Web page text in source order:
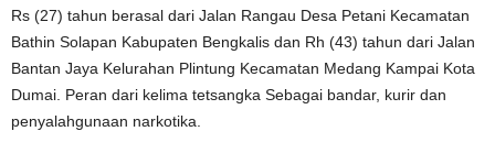
Rs (27) tahun berasal dari Jalan Rangau Desa Petani Kecamatan
Bathin Solapan Kabupaten Bengkalis dan Rh (43) tahun dari Jalan
Bantan Jaya Kelurahan Plintung Kecamatan Medang Kampai Kota
Dumai. Peran dari kelima tetsangka Sebagai bandar, kurir dan
penyalahgunaan narkotika.